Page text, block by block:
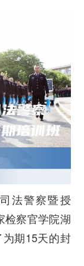
法警察暨授
检察官学院湖
期15天的封